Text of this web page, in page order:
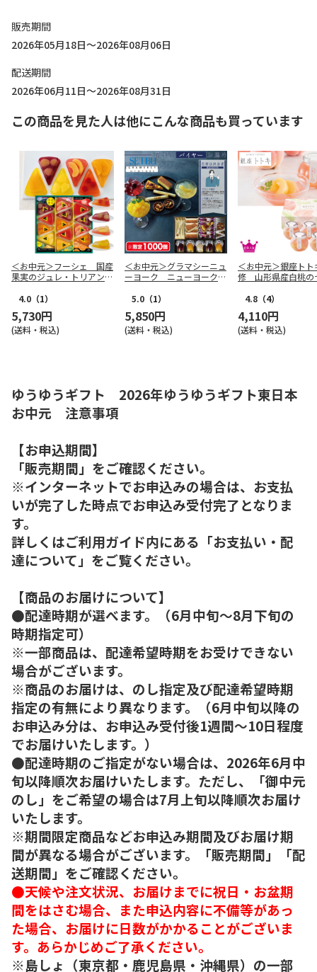
販売期間
2026年05月18日～2026年08月06日
配送期間
2026年06月11日～2026年08月31日
この商品を見た人は他にこんな商品も買っています
＜お中元＞フーシェ 国産
果実のジュレ・トリアング
4.0 （1）
5,730円
(送料・税込)
＜お中元＞グラマシーニュ
ーヨーク ニューヨークモ
5.0 （1）
5,850円
(送料・税込)
＜お中元＞銀座トト
修 山形県産白桃の
4.8 （4）
4,110円
(送料・税込)
ゆうゆうギフト 2026年ゆうゆうギフト東日本
お中元 注意事項
【お申込期間】
「販売期間」をご確認ください。
※インターネットでお申込みの場合は、お支払
いが完了した時点でお申込み受付完了となりま
す。
詳しくはご利用ガイド内にある「お支払い・配
達について」をご覧ください。
【商品のお届けについて】
●配達時期が選べます。（6月中旬～8月下旬の
時期指定可）
※一部商品は、配達希望時期をお受けできない
場合がございます。
※商品のお届けは、のし指定及び配達希望時期
指定の有無により異なります。（6月中旬以降の
お申込み分は、お申込み受付後1週間～10日程度
でお届けいたします。）
●配達時期のご指定がない場合は、2026年6月中
旬以降順次お届けいたします。ただし、「御中元
のし」をご希望の場合は7月上旬以降順次お届け
いたします。
※期間限定商品などお申込み期間及びお届け期
間が異なる場合がございます。「販売期間」「配
送期間」をご確認ください。
●天候や注文状況、お届けまでに祝日・お盆期
間をはさむ場合、また申込内容に不備等があっ
た場合、お届けに日数がかかることがございま
す。あらかじめご了承ください。
※島しょ（東京都・鹿児島県・沖縄県）の一部